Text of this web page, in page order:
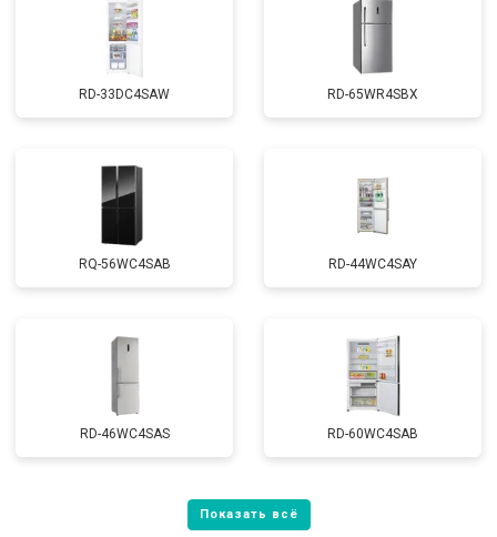
RD-33DC4SAW RD-65WR4SBX
RQ-56WC4SAB RD-44WC4SAY
RD-46WC4SAS RD-60WC4SAB